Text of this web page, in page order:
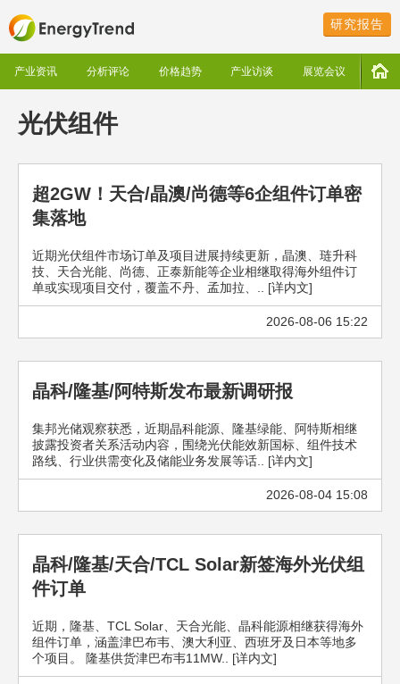
研究报告
产业资讯 分析评论 价格趋势 产业访谈 展览会议
光伏组件
超2GW！天合/晶澳/尚德等6企组件订单密
集落地
近期光伏组件市场订单及项目进展持续更新，晶澳、琏升科
技、天合光能、尚德、正泰新能等企业相继取得海外组件订
单或实现项目交付，覆盖不丹、孟加拉、.. [详内文]
2026-08-06 15:22
晶科/隆基/阿特斯发布最新调研报
集邦光储观察获悉，近期晶科能源、隆基绿能、阿特斯相继
披露投资者关系活动内容，围绕光伏能效新国标、组件技术
路线、行业供需变化及储能业务发展等话.. [详内文]
2026-08-04 15:08
晶科/隆基/天合/TCL Solar新签海外光伏组
件订单
近期，隆基、TCL Solar、天合光能、晶科能源相继获得海外
组件订单，涵盖津巴布韦、澳大利亚、西班牙及日本等地多
个项目。 隆基供货津巴布韦11MW.. [详内文]